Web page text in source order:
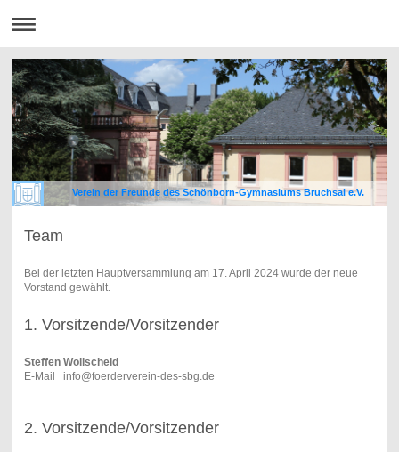
Verein der Freunde des Schönborn-Gymnasiums Bruchsal e.V.
Team
Bei der letzten Hauptversammlung am 17. April 2024 wurde der neue
Vorstand gewählt.
1. Vorsitzende/Vorsitzender
Steffen Wollscheid
E-Mail info@foerderverein-des-sbg.de
2. Vorsitzende/Vorsitzender